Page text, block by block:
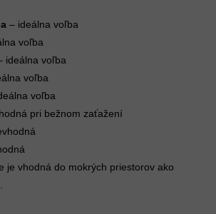
– ideálna voľba
voľba
ideálna voľba
voľba
voľba
pri bežnom zaťažení
je vhodná do mokrých priestorov ako